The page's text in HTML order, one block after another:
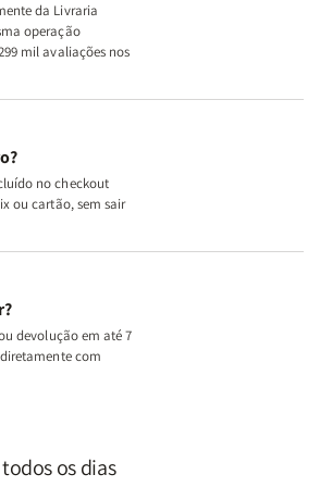
da Livraria
operação
mil avaliações nos
no checkout
ou cartão, sem sair
devolução em até 7
com
os dias